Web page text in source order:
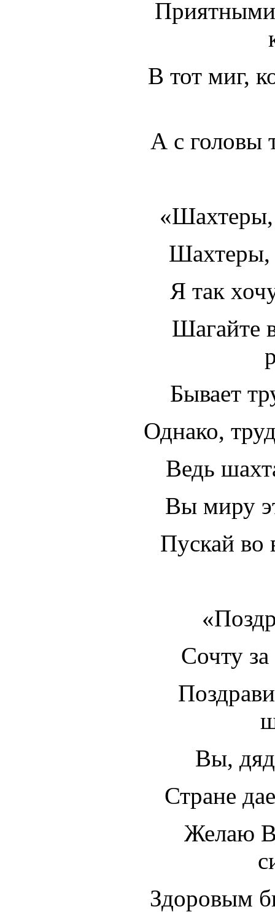
Приятными
В тот миг,
А с головы
«Шахтеры,
Шахтеры,
Я так
Шагайте
Бывает
Однако,
Ведь
Вы миру
Пускай во
Сочту за
Вы,
Стране
Желаю
Здоровым